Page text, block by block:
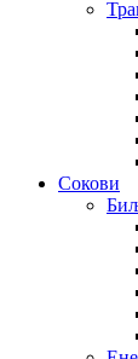
Сокови